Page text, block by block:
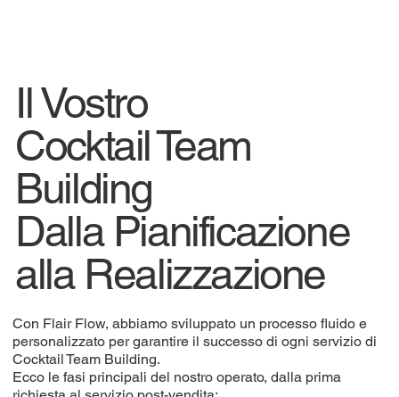
Il Vostro
Cocktail Team
Building
Dalla Pianificazione
alla Realizzazione
Con Flair Flow, abbiamo sviluppato un processo fluido e
personalizzato per garantire il successo di ogni servizio di
Cocktail Team Building.
Ecco le fasi principali del nostro operato, dalla prima